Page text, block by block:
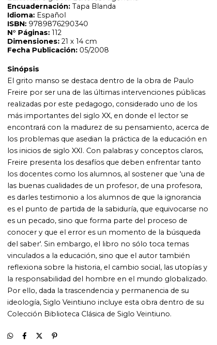
los problemas que asedian la práctica de la educación en
los inicios de siglo XXI. Con palabras y conceptos claros,
Freire presenta los desafíos que deben enfrentar tanto
los docentes como los alumnos, al sostener que 'una de
las buenas cualidades de un profesor, de una profesora,
es darles testimonio a los alumnos de que la ignorancia
es el punto de partida de la sabiduría, que equivocarse no
es un pecado, sino que forma parte del proceso de
conocer y que el error es un momento de la búsqueda
del saber'. Sin embargo, el libro no sólo toca temas
vinculados a la educación, sino que el autor también
reflexiona sobre la historia, el cambio social, las utopías y
la responsabilidad del hombre en el mundo globalizado.
Por ello, dada la trascendencia y permanencia de su
ideología, Siglo Veintiuno incluye esta obra dentro de su
Colección Biblioteca Clásica de Siglo Veintiuno.